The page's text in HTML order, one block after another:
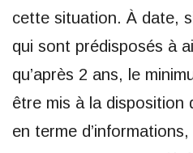
cette situation. À date,
qui sont prédisposés à
qu’après 2 ans, le
être mis à la disposition
en terme